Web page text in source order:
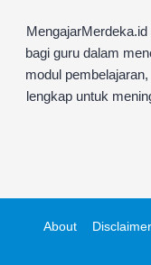
bagi guru dalam
modul
lengkap untuk
About Disclaimer